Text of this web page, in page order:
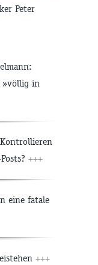
Peter
»völlig in
+++
eine fatale
+++